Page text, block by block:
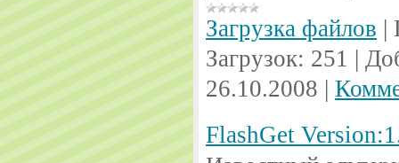
Загрузка файлов |
Загрузок: 251 |
26.10.2008 |
FlashGet